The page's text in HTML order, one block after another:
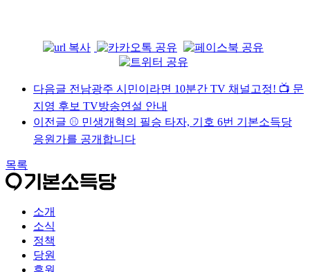
다음글 전남광주 시민이라면 10분간 TV 채널고정! 📺 문
지영 후보 TV방송연설 안내
이전글 ⚾️ 민생개혁의 필승 타자, 기호 6번 기본소득당
응원가를 공개합니다
목록
소개
소식
정책
당원